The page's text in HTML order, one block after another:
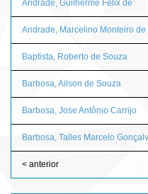
Andrade, Guilherme Felix de
Andrade, Marcelino Monteiro de
Baptista, Roberto de Souza
Barbosa, Ailson de Souza
Barbosa, Jose Antônio Carrijo
Barbosa, Talles Marcelo
< anterior